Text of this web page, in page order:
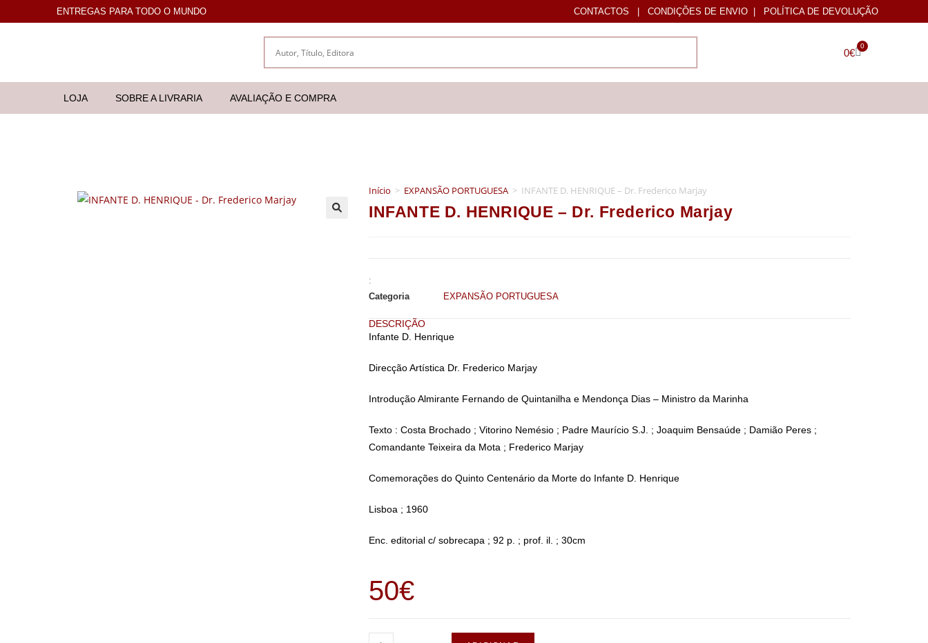
ENTREGAS PARA TODO O MUNDO CONTACTOS | CONDIÇÕES DE ENVIO | POLÍTICA DE DEVOLUÇÃO
0€
0
LOJA SOBRE A LIVRARIA AVALIAÇÃO E COMPRA
Início > EXPANSÃO PORTUGUESA > INFANTE D. HENRIQUE – Dr. Frederico Marjay
INFANTE D. HENRIQUE – Dr. Frederico Marjay
:
Categoria
EXPANSÃO PORTUGUESA
DESCRIÇÃO
Infante D. Henrique
Direcção Artística Dr. Frederico Marjay
Introdução Almirante Fernando de Quintanilha e Mendonça Dias – Ministro da Marinha
Texto : Costa Brochado ; Vitorino Nemésio ; Padre Maurício S.J. ; Joaquim Bensaúde ; Damião Peres ;
Comandante Teixeira da Mota ; Frederico Marjay
Comemorações do Quinto Centenário da Morte do Infante D. Henrique
Lisboa ; 1960
Enc. editorial c/ sobrecapa ; 92 p. ; prof. il. ; 30cm
50€